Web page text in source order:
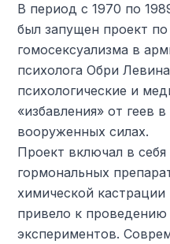
В период с 1970 по
был запущен проект
гомосексуализма в
психолога Обри
психологические и
«избавления» от геев
вооруженных силах.
Проект включал в
гормональных
химической
привело к проведению
экспериментов.